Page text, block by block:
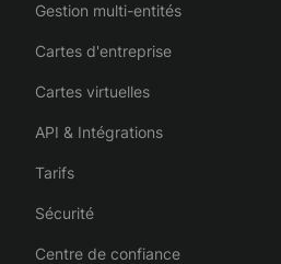
Gestion multi-entités
Cartes d'entreprise
Cartes virtuelles
API & Intégrations
Tarifs
Sécurité
Centre de confiance